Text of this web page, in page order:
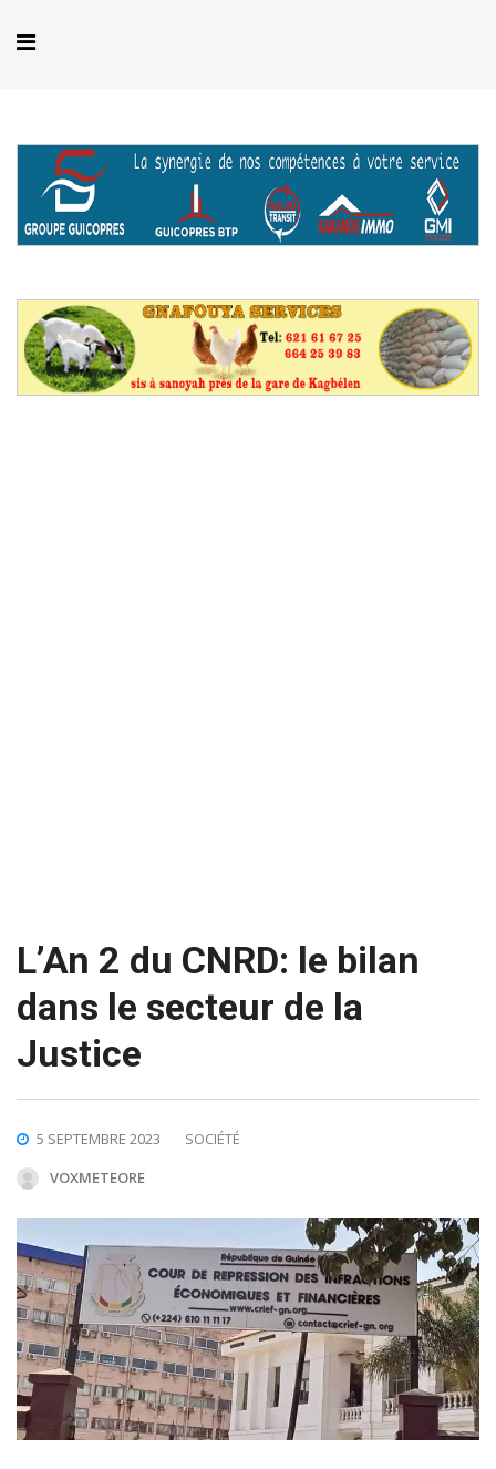
L’An 2 du CNRD: le bilan
dans le secteur de la
Justice
5 SEPTEMBRE 2023
SOCIÉTÉ
VOXMETEORE